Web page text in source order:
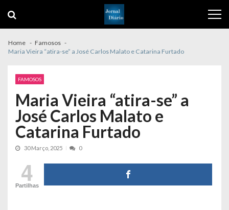
navigation
content
Home
Famosos
Maria Vieira “atira-se” a José Carlos Malato e Catarina Furtado
FAMOSOS
Maria Vieira “atira-se” a
José Carlos Malato e
Catarina Furtado
30 Março, 2025 0
4
Partilhas